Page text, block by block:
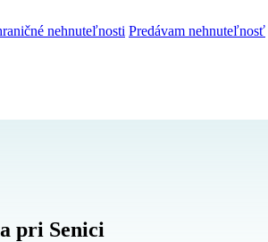
nehnuteľnosti Predávam nehnuteľnosť
pri Senici